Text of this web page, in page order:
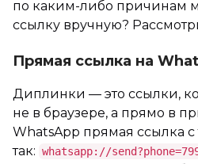
по каким-либо причинам
ссылку вручную?
Прямая ссылка на
Диплинки — это ссылки,
не в браузере, а прямо в
WhatsApp прямая ссылка с
так: whatsapp://